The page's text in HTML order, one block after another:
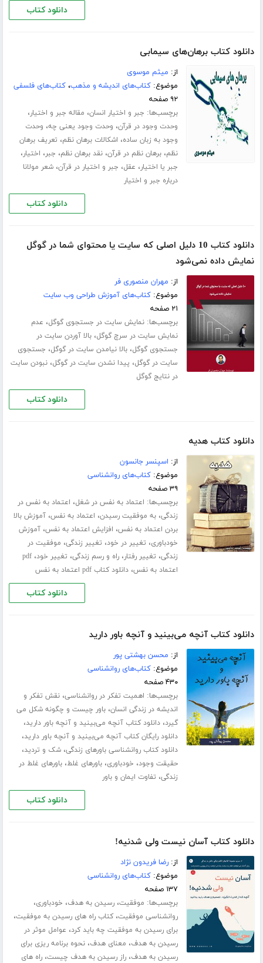
دانلود کتاب
دانلود کتاب برهان‌های سیمابی
از: میثم موسوی
موضوع:کتاب‌های اندیشه و مذهب،کتاب‌های فلسفی
۹۲ صفحه
برچسب‌ها: جبر و اختیار انسان، مقاله جبر و اختیار،
وحدت وجود در قرآن، وحدت وجود یعنی چه، وحدت
وجود به زبان ساده، اشکالات برهان نظم، تعریف برهان
نظم،برهان نظم در قرآن،نقد برهان نظم، جبر، اختیار،
جبر یا اختیار، عقل، جبر و اختیار در قرآن،شعر مولانا
درباره جبر و اختیار
دانلود کتاب
دانلود کتاب 10 دلیل اصلی که سایت یا محتوای شما در گوگل
نمایش داده نمی‌شود
از: مهران منصوری فر
موضوع:کتاب‌های آموزش طراحی وب سایت
۲۱ صفحه
برچسب‌ها:نمایش سایت در جستجوی گوگل، عدم
نمایش سایت در سرچ گوگل،بالا آوردن سایت در
جستجوی گوگل،بالا نیامدن سایت در گوگل، جستجوی
سایت در گوگل، پیدا نشدن سایت در گوگل،نبودن سایت
در نتایج گوگل
دانلود کتاب
دانلود کتاب هدیه
از: اسپنسر جانسون
موضوع:کتاب‌های روانشناسی
۳۹ صفحه
برچسب‌ها: اعتماد به نفس در شغل، اعتماد به نفس در
زندگی،به موفقیت رسیدن، اعتماد به نفس،آموزش بالا
بردن اعتماد به نفس، افزایش اعتماد به نفس،آموزش
خودباوری، تغییر در خود، تغییر زندگی، موفقیت در
زندگی، تغییر رفتار،راه و رسم زندگی، تغییر خود،pdf
اعتماد به نفس،دانلود کتاب pdf اعتماد به نفس
دانلود کتاب
دانلود کتاب آنچه می‌بینید و آنچه باور دارید
از: محسن بهشتی پور
موضوع:کتاب‌های روانشناسی
۴۳۰ صفحه
برچسب‌ها: اهمیت تفکر در روانشناسی،نقش تفکر و
اندیشه در زندگی انسان،باور چیست و چگونه شکل می
گیرد،دانلود کتاب آنچه می‌بینید و آنچه باور دارید،
دانلود رایگان کتاب آنچه می‌بینید و آنچه باور دارید،
دانلود کتاب روانشناسی باورهای زندگی،شک و تردید،
حقیقت وجود، خودباوری،باورهای غلط،باورهای غلط در
زندگی، تفاوت ایمان و باور
دانلود کتاب
دانلود کتاب آسان نیست ولی شدنیه!
از:رضا فریدون نژاد
موضوع:کتاب‌های روانشناسی
۱۳۷ صفحه
برچسب‌ها: موفقیت،رسیدن به هدف، خودباوری،
روانشناسی موفقیت،کتاب راه های رسیدن به موفقیت،
برای رسیدن به موفقیت چه باید کرد، عوامل موثر در
رسیدن به هدف، معنای هدف،نحوه برنامه ریزی برای
رسیدن به هدف،راز رسیدن به هدف چیست،راه های